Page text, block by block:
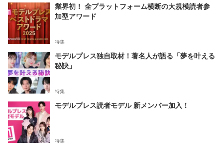
業界初！ 全プラットフォーム横断の大規模読者参
加型アワード
特集
モデルプレス独自取材！著名人が語る「夢を叶える
秘訣」
特集
モデルプレス読者モデル 新メンバー加入！
特集